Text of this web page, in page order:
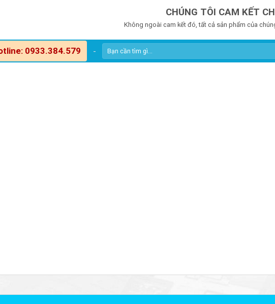
CHÚNG TÔI CAM KẾT
Không ngoài cam kết đó, tất cả sản phẩm của
0933.384.579 -